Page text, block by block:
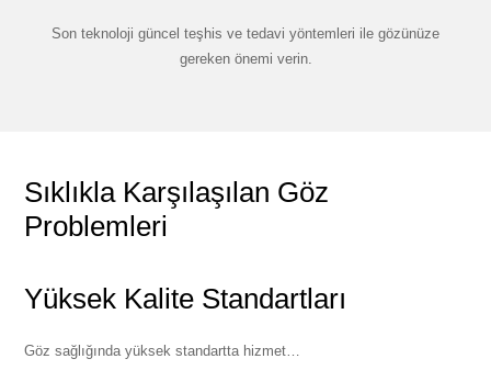
Son teknoloji güncel teşhis ve tedavi yöntemleri ile gözünüze
gereken önemi verin.
Sıklıkla Karşılaşılan Göz
Problemleri
Yüksek Kalite Standartları
Göz sağlığında yüksek standartta hizmet…